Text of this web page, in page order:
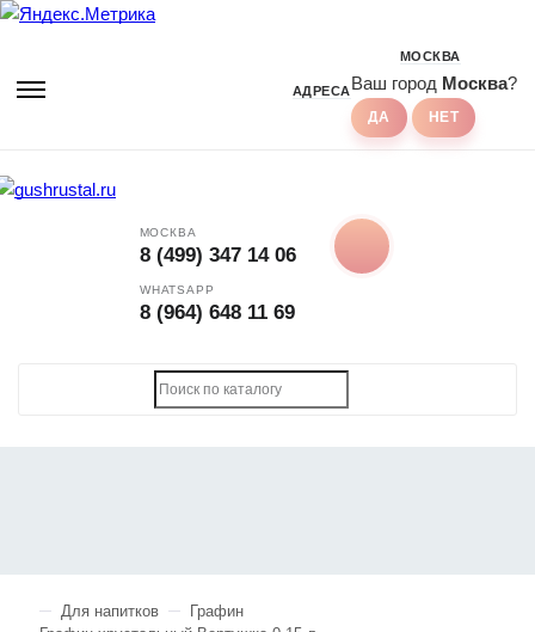
АДРЕСА
МОСКВА
Ваш город Москва?
МОСКВА
8 (499) 347 14 06
WHATSAPP
8 (964) 648 11 69
Для напитков
Графин